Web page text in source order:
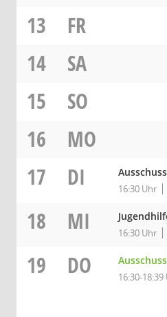
13
FR
14
SA
15
SO
16
MO
17
DI 16:30 Uhr
18 MI 16:30 Uhr
19 DO 16:30-18:39